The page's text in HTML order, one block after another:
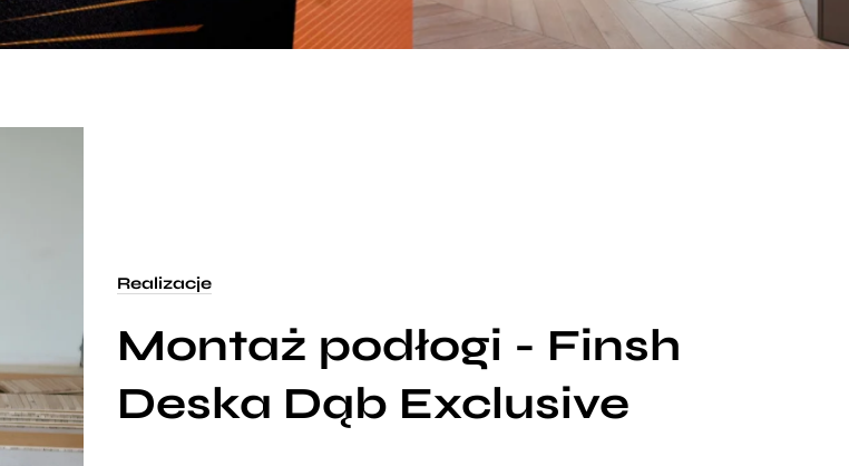
Realizacje
Montaż podłogi - Finsh
Deska Dąb Exclusive